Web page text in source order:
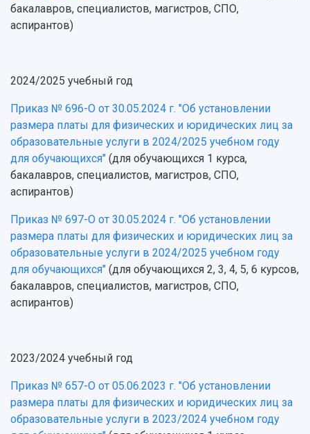
бакалавров, специалистов, магистров, СПО,
аспирантов)
2024/2025 учебный год
Приказ № 696-О от 30.05.2024 г. "Об установлении
размера платы для физических и юридических лиц за
образовательные услуги в 2024/2025 учебном году
для обучающихся" (для обучающихся 1 курса,
бакалавров, специалистов, магистров, СПО,
аспирантов)
Приказ № 697-О от 30.05.2024 г. "Об установлении
размера платы для физических и юридических лиц за
образовательные услуги в 2024/2025 учебном году
для обучающихся" (для обучающихся 2, 3, 4, 5, 6 курсов,
бакалавров, специалистов, магистров, СПО,
аспирантов)
2023/2024 учебный год
Приказ № 657-О от 05.06.2023 г. "Об установлении
размера платы для физических и юридических лиц за
образовательные услуги в 2023/2024 учебном году